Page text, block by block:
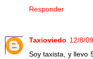
Responder
Taxioviedo 12/8/09
Soy taxista, y llevo